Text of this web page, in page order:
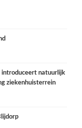
introduceert natuurlijk
ziekenhuisterrein